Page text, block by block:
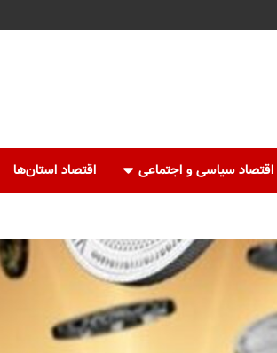
اقتصاد سیاسی و اجتماعی اقتصاد استان‌ها